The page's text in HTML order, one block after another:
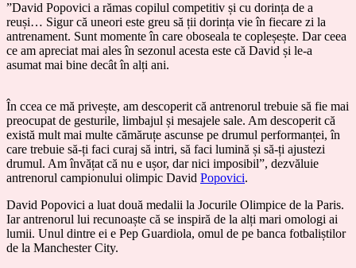
”David Popovici a rămas copilul competitiv și cu dorința de a
reuși… Sigur că uneori este greu să ții dorința vie în fiecare zi la
antrenament. Sunt momente în care oboseala te copleșește. Dar ceea
ce am apreciat mai ales în sezonul acesta este că David și le-a
asumat mai bine decât în alți ani.
În ccea ce mă privește, am descoperit că antrenorul trebuie să fie mai
preocupat de gesturile, limbajul și mesajele sale. Am descoperit că
există mult mai multe cămăruțe ascunse pe drumul performanței, în
care trebuie să-ți faci curaj să intri, să faci lumină și să-ți ajustezi
drumul. Am învățat că nu e ușor, dar nici imposibil”, dezvăluie
antrenorul campionului olimpic David Popovici.
David Popovici a luat două medalii la Jocurile Olimpice de la Paris.
Iar antrenorul lui recunoaște că se inspiră de la alți mari omologi ai
lumii. Unul dintre ei e Pep Guardiola, omul de pe banca fotbaliștilor
de la Manchester City.